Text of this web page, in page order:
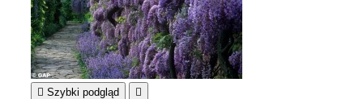
 Szybki podgląd 